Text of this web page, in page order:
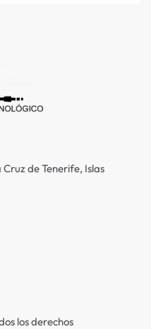
de Tenerife, Islas
los derechos